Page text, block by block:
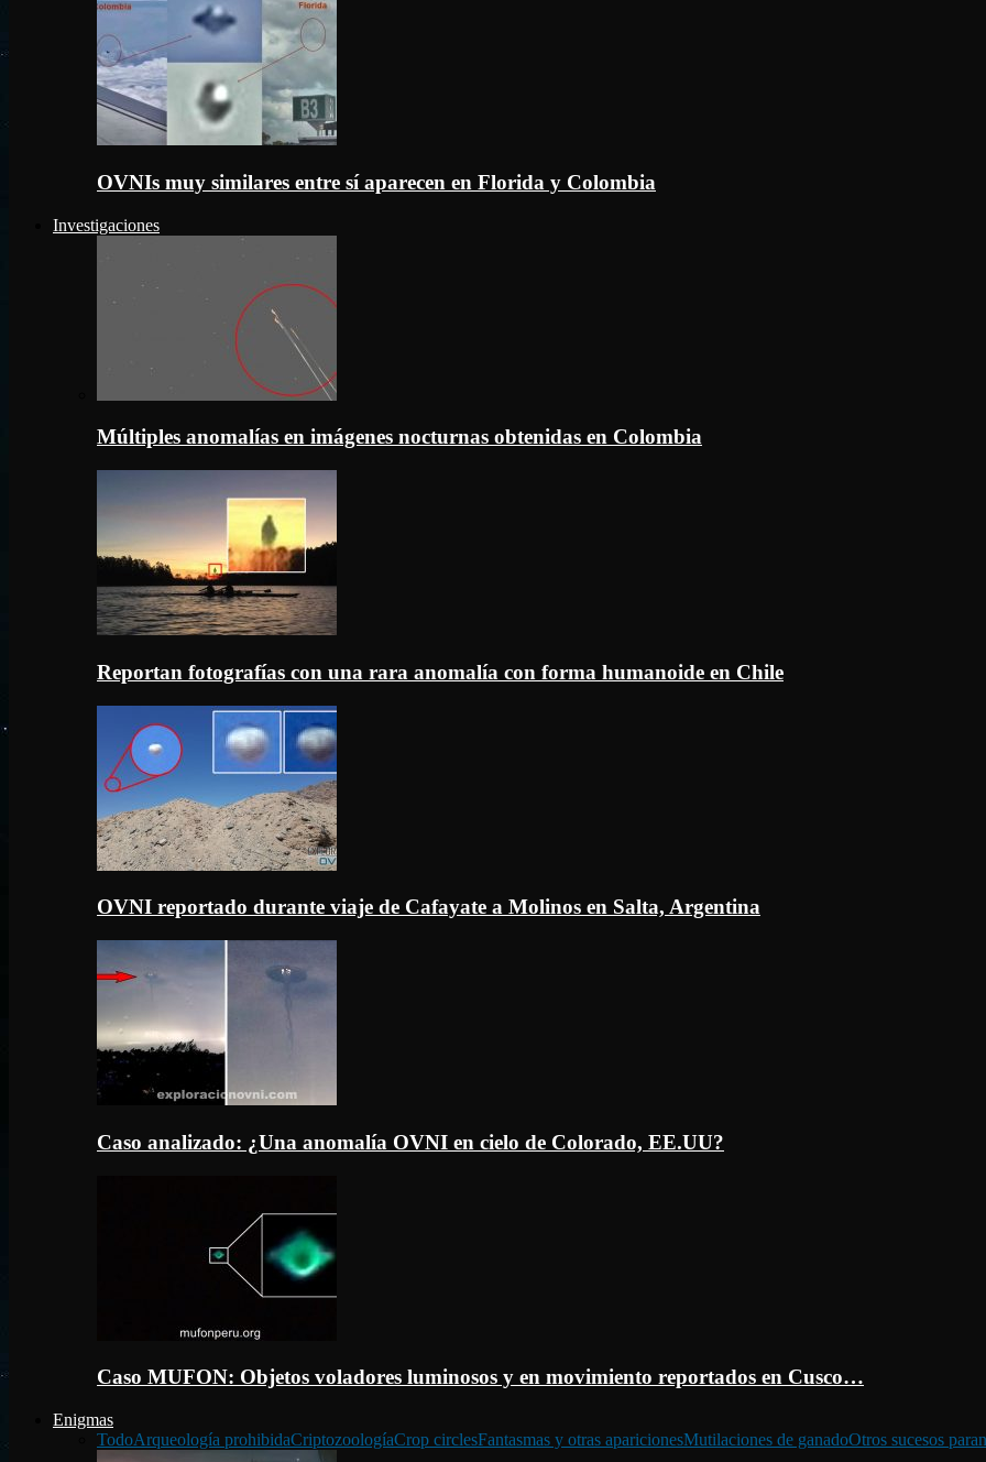
OVNIs muy similares entre sí aparecen en Florida y Colombia
Investigaciones
Múltiples anomalías en imágenes nocturnas obtenidas en Colombia
Reportan fotografías con una rara anomalía con forma humanoide en Chile
OVNI reportado durante viaje de Cafayate a Molinos en Salta, Argentina
Caso analizado: ¿Una anomalía OVNI en cielo de Colorado, EE.UU?
Caso MUFON: Objetos voladores luminosos y en movimiento reportados en Cusco…
Enigmas
TodoArqueología prohibidaCriptozoologíaCrop circlesFantasmas y otras aparicionesMutilaciones de ganadoOtros sucesos